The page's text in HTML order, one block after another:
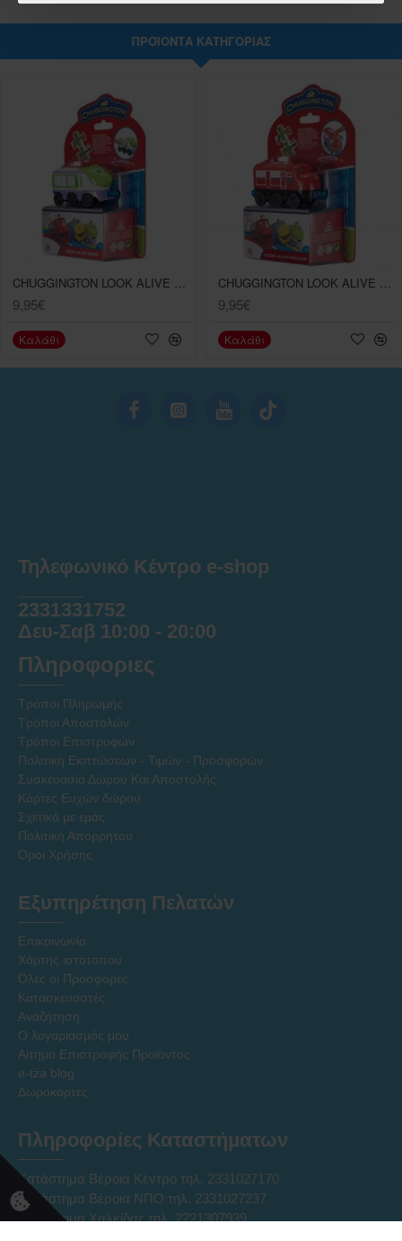
ΠΡΟΪΌΝΤΑ ΚΑΤΗΓΟΡΊΑΣ
CHUGGINGTON LOOK ALIVE KOKO SINGLE PACK
9,95€
Καλάθι
CHUGGINGTON LOOK ALIVE WILSON SINGLE PACK
9,95€
Καλάθι
Τηλεφωνικό Κέντρο e-shop
2331331752
Δευ-Σαβ 10:00 - 20:00
Πληροφοριες
Τρόποι Πληρωμής
Τρόποι Αποστολών
Τρόποι Επιστροφών
Πολιτική Εκπτώσεων - Τιμών - Προσφορών
Συσκευασία Δώρου Και Αποστολής
Κάρτες Ευχών δώρου
Σχετικά με εμάς
Πολιτική Απορρήτου
Όροι Χρήσης
Εξυπηρέτηση Πελατών
Επικοινωνία
Χάρτης ιστότοπου
Όλες οι Προσφορές
Κατασκευαστές
Αναζήτηση
Ο λογαριασμός μου
Αίτημα Επιστροφής Προϊόντος
e-tza blog
Δωροκάρτες
Πληροφορίες Καταστήματων
Κατάστημα Βέροια Κέντρο τηλ. 2331027170
Κατάστημα Βέροια ΝΠΟ τηλ. 2331027237
Κατάστημα Χαλκίδας τηλ. 2221307939